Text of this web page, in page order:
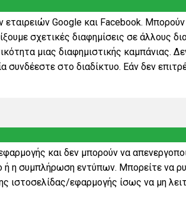
Google και Facebook.
σχετικές διαφημίσεις σε άλλους
μιας διαφημιστικής
στο διαδίκτυο. Εάν δεν
και δεν μπορούν να
η συμπλήρωση εντύπων. Μπορείτε να
ιστοσελίδας/εφαρμογής ίσως να μη